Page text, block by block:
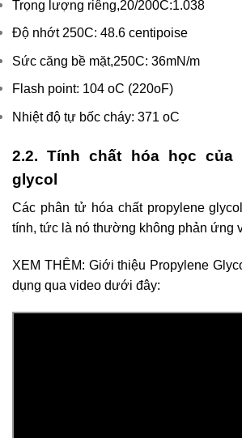
Trọng lượng riêng,20/200C:1.038
Độ nhớt 250C: 48.6 centipoise
Sức căng bề mặt,250C: 36mN/m
Flash point: 104 oC (220oF)
Nhiệt độ tự bốc cháy: 371 oC
2.2. Tính chất hóa học của
glycol
Các phân tử hóa chất propylene
tính, tức là nó thường không phản ứng
XEM THÊM: Giới thiệu Propylene
dụng qua video dưới đây: